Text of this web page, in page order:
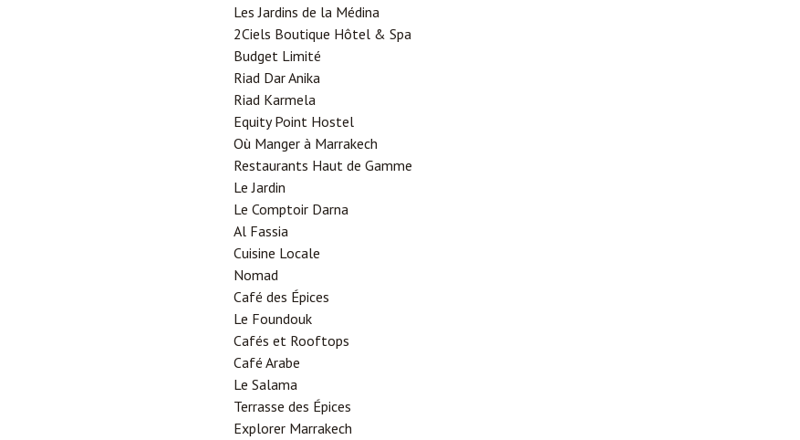
Les Jardins de la Médina
2Ciels Boutique Hôtel & Spa
Budget Limité
Riad Dar Anika
Riad Karmela
Equity Point Hostel
Où Manger à Marrakech
Restaurants Haut de Gamme
Le Jardin
Le Comptoir Darna
Al Fassia
Cuisine Locale
Nomad
Café des Épices
Le Foundouk
Cafés et Rooftops
Café Arabe
Le Salama
Terrasse des Épices
Explorer Marrakech